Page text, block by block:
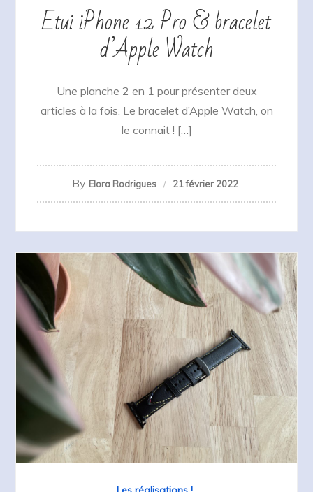
Etui iPhone 12 Pro & bracelet
d’Apple Watch
Une planche 2 en 1 pour présenter deux
articles à la fois. Le bracelet d’Apple Watch, on
le connait ! […]
By Elora Rodrigues 21 février 2022